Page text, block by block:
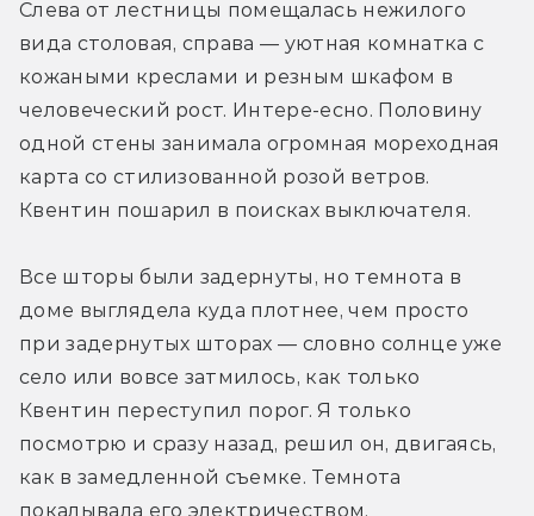
Слева от лестницы помещалась нежилого
вида столовая, справа — уютная комнатка с
кожаными креслами и резным шкафом в
человеческий рост. Интере-есно. Половину
одной стены занимала огромная мореходная
карта со стилизованной розой ветров.
Квентин пошарил в поисках выключателя.
Все шторы были задернуты, но темнота в
доме выглядела куда плотнее, чем просто
при задернутых шторах — словно солнце уже
село или вовсе затмилось, как только
Квентин переступил порог. Я только
посмотрю и сразу назад, решил он, двигаясь,
как в замедленной съемке. Темнота
покалывала его электричеством.